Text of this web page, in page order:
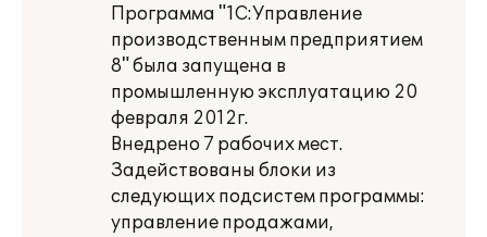
Программа "1С:Управление
производственным предприятием
8" была запущена в
промышленную эксплуатацию 20
февраля 2012г.
Внедрено 7 рабочих мест.
Задействованы блоки из
следующих подсистем программы:
управление продажами,